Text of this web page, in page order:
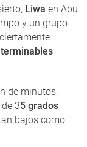
Liwa en Abu
y un grupo
de minutos,
35 grados
bajos como